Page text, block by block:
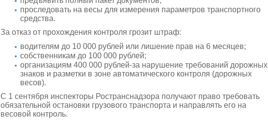
проследовать на весы для измерения параметров транспортного
средства.
За отказ от прохождения контроля грозит штраф:
водителям до 10 000 рублей или лишение прав на 6 месяцев;
собственникам до 100 000 рублей;
организациям 400 000 рублей-за нарушение требований дорожных
знаков и разметки в зоне автоматического контроля (дорожных
весов).
С 1 сентября инспекторы Ространснадзора получают право требовать
обязательной остановки грузового транспорта и направлять его на
весовой контроль.